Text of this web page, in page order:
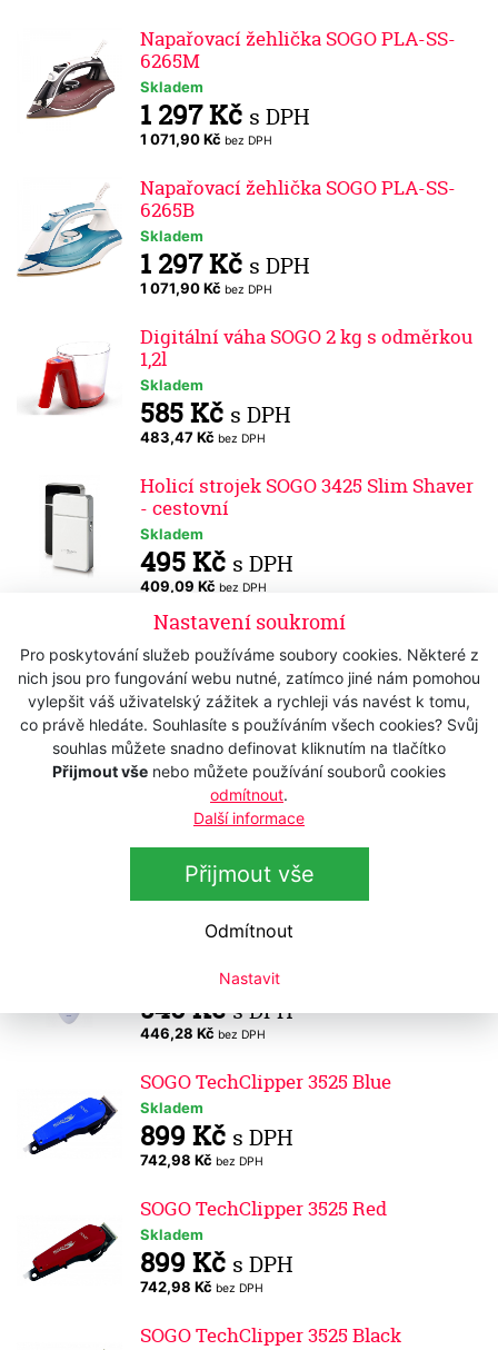
Nastavení soukromí
Pro poskytování služeb používáme soubory cookies. Některé z
nich jsou pro fungování webu nutné, zatímco jiné nám pomohou
vylepšit váš uživatelský zážitek a rychleji vás navést k tomu,
co právě hledáte. Souhlasíte s používáním všech cookies? Svůj
souhlas můžete snadno definovat kliknutím na tlačítko
Přijmout vše nebo můžete používání souborů cookies
odmítnout.
Další informace
Přijmout vše
Odmítnout
Nastavit
Napařovací žehlička SOGO PLA-SS-
6265M
Skladem
1 297 Kč s DPH
1 071,90 Kč bez DPH
Napařovací žehlička SOGO PLA-SS-
6265B
Skladem
1 297 Kč s DPH
1 071,90 Kč bez DPH
Digitální váha SOGO 2 kg s odměrkou
1,2l
Skladem
585 Kč s DPH
483,47 Kč bez DPH
Holicí strojek SOGO 3425 Slim Shaver
- cestovní
Skladem
495 Kč s DPH
409,09 Kč bez DPH
Holicí strojek WAHL 3615-0471 Mobil
shaver
Skladem
599 Kč s DPH
495,04 Kč bez DPH
Holicí strojek WAHL 3616-0470 Super
Skladem
1 210 Kč s DPH
1 000,00 Kč bez DPH
Elektrický pilník SOGO LPE-SS-3430 -
540 Kč s DPH
446,28 Kč bez DPH
SOGO TechClipper 3525 Blue
Skladem
899 Kč s DPH
742,98 Kč bez DPH
SOGO TechClipper 3525 Red
Skladem
899 Kč s DPH
742,98 Kč bez DPH
SOGO TechClipper 3525 Black